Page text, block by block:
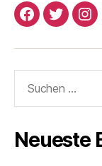
CriticalCritical
nach:
Neueste